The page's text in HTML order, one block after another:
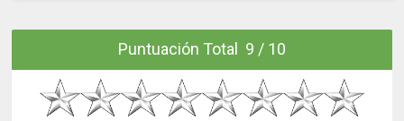
Puntuación Total 9 / 10